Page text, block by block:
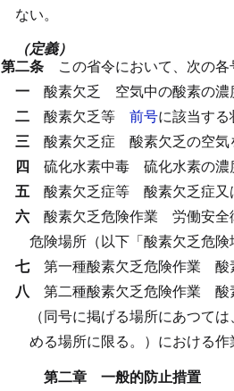
ない。
（定義）
第二条 この省令において、次の
一 酸素欠乏
空気中の酸素の濃
二 酸素欠乏等 前号に該当する
三 酸素欠乏症
酸素欠乏の空気
四 硫化水素中毒
硫化水素の濃
五 酸素欠乏症等
酸素欠乏症又
六 酸素欠乏危険作業
労働安
危険場所（以下「酸素欠乏危険
七 第一種酸素欠乏危険作業
酸
八 第二種酸素欠乏危険作業
酸
（同号に掲げる場所にあつて
める場所に限る。）における作
第二章 一般的防止措置